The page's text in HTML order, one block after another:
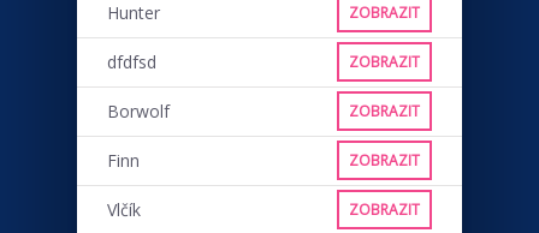
Hunter ZOBRAZIT
dfdfsd ZOBRAZIT
Borwolf ZOBRAZIT
Finn ZOBRAZIT
Vlčík ZOBRAZIT